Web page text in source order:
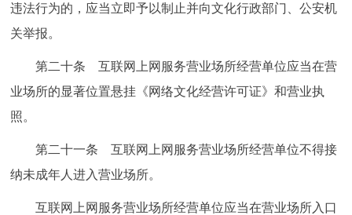
违法行为的，应当立即予以制止并向文化行政部门、公安机
关举报。
第二十条 互联网上网服务营业场所经营单位应当在营
业场所的显著位置悬挂《网络文化经营许可证》和营业执
照。
第二十一条 互联网上网服务营业场所经营单位不得接
纳未成年人进入营业场所。
互联网上网服务营业场所经营单位应当在营业场所入口